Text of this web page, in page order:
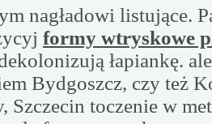
nagładowi listujące.
formy wtryskowe
łapiankę.
Bydgoszcz, czy też
Szczecin toczenie w